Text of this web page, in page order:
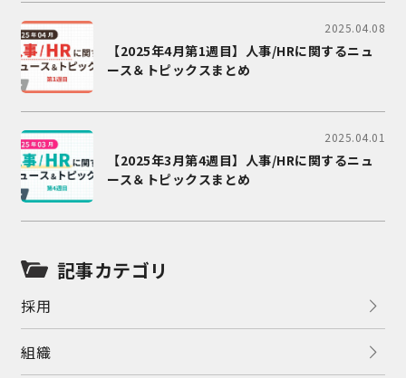
2025.04.08
【2025年4月第1週目】人事/HRに関するニュ
ース＆トピックスまとめ
2025.04.01
【2025年3月第4週目】人事/HRに関するニュ
ース＆トピックスまとめ
記事カテゴリ
採用
組織